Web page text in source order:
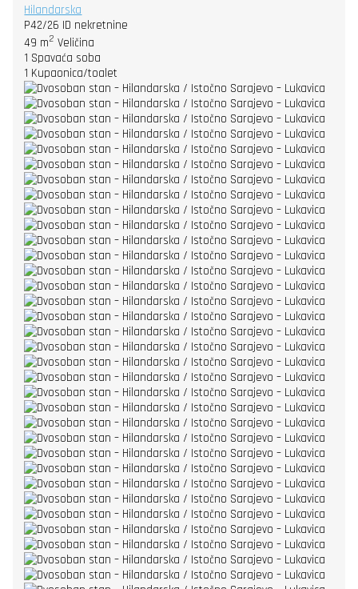
Hilandarska
P42/26 ID nekretnine
49 m2 Veličina
1 Spavaća soba
1 Kupaonica/toalet